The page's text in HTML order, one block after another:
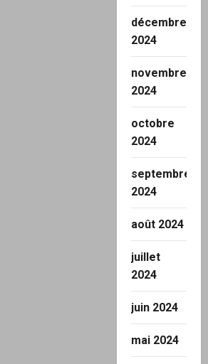
décembre
2024
novembre
2024
octobre
2024
septembre
2024
août 2024
juillet
2024
juin 2024
mai 2024